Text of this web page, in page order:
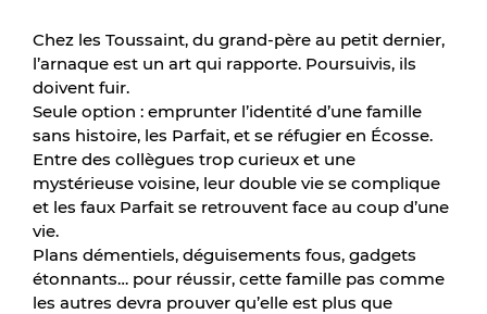
Chez les Toussaint, du grand-père au petit dernier,
l’arnaque est un art qui rapporte. Poursuivis, ils
doivent fuir.
Seule option : emprunter l’identité d’une famille
sans histoire, les Parfait, et se réfugier en Écosse.
Entre des collègues trop curieux et une
mystérieuse voisine, leur double vie se complique
et les faux Parfait se retrouvent face au coup d’une
vie.
Plans démentiels, déguisements fous, gadgets
étonnants… pour réussir, cette famille pas comme
les autres devra prouver qu’elle est plus que